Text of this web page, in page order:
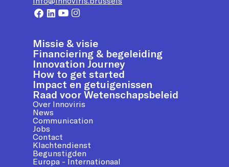
Missie & visie
Financiering & begeleiding
Innovation Journey
How to get started
Impact en getuigenissen
Raad voor Wetenschapsbeleid
Over Innoviris
News
Communication
Jobs
Contact
Klachtendienst
Begunstigden
Europa - Internationaal